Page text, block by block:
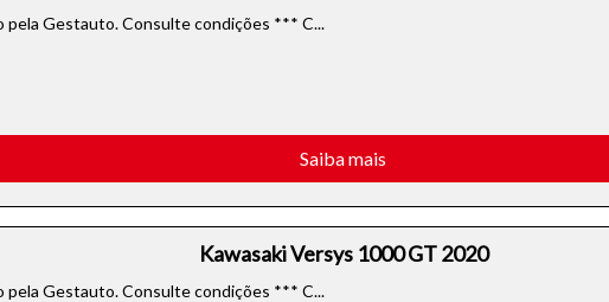
Gestauto. Consulte condições *** C...
Saiba mais
Kawasaki Versys 1000 GT 2020
Gestauto. Consulte condições *** C...